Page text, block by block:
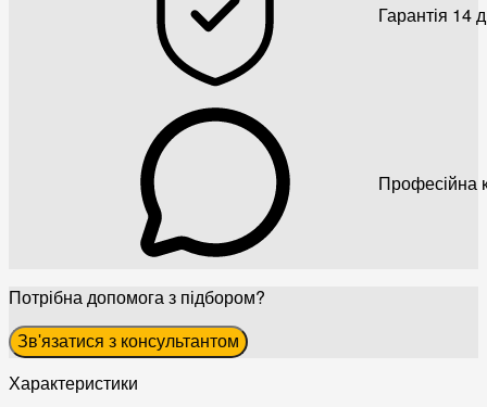
Гарантія 14
Професійна
Потрібна допомога з підбором?
Зв'язатися з консультантом
Характеристики